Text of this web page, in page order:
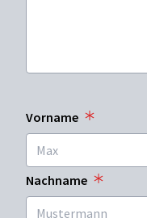
Vorname
Nachname